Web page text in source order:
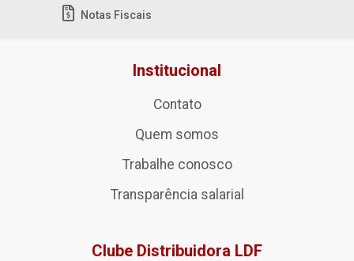
Notas Fiscais
Institucional
Contato
Quem somos
Trabalhe conosco
Transparência salarial
Clube Distribuidora LDF